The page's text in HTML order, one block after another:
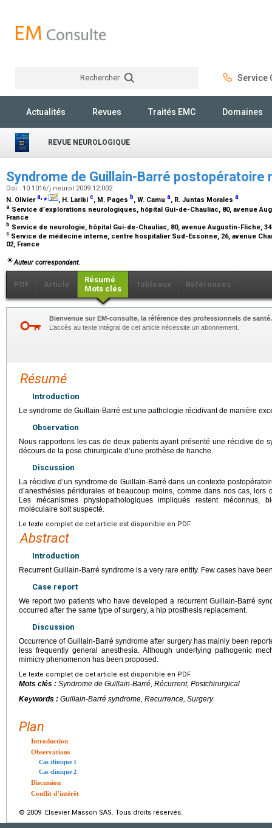
Rechercher Service
Actualités Revues Traités EMC Domaines
REVUE NEUROLOGIQUE
Syndrome de Guillain-Barré
Doi : 10.1016/j.neurol.2009.12.002
N. Oliviera,⁎ , H. Laribi c, M. Pages b, W. Camu a, R. Juntas Morales a
a Service d’explorations neurologiques, hôpital Gui-de-Chauliac, 80, avenue
France
b Service de neurologie, hôpital Gui-de-Chauliac, 80, avenue Augustin-Fliche,
c Service de médecine interne, centre hospitalier Sud-Essonne, 26, avenue
02, France
Auteur correspondant.
PDF Article
Résumé
Mots clés
Tableaux Références
Bienvenue sur EM-consulte, la référence des professionnels de santé.
L’accès au texte intégral de cet article nécessite un abonnement.
Résumé
Introduction
Le syndrome de Guillain-Barré est une pathologie récidivant de manière
Observation
Nous rapportons les cas de deux patients ayant présenté une récidive de
décours de la pose chirurgicale d’une prothèse de hanche.
Discussion
La récidive d’un syndrome de Guillain-Barré dans un contexte
d’anesthésies péridurales et beaucoup moins, comme dans nos cas, lors
Les mécanismes physiopathologiques impliqués restent méconnus,
moléculaire soit suspecté.
Le texte complet de cet article est disponible en PDF.
Abstract
Introduction
Recurrent Guillain-Barré syndrome is a very rare entity. Few cases have
Case report
We report two patients who have developed a recurrent Guillain-Barré
occurred after the same type of surgery, a hip prosthesis replacement.
Discussion
Occurrence of Guillain-Barré syndrome after surgery has mainly been
less frequently general anesthesia. Although underlying pathogenic
mimicry phenomenon has been proposed.
Le texte complet de cet article est disponible en PDF.
Mots clés : Syndrome de Guillain-Barré, Récurrent, Postchirurgical
Keywords : Guillain-Barré syndrome, Recurrence, Surgery
Plan
Introduction
Observations
Cas clinique 1
Cas clinique 2
Discussion
Conflit d’intérêt
© 2009 Elsevier Masson SAS. Tous droits réservés.